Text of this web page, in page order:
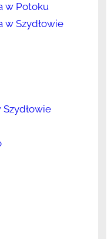
w Potoku
w Szydłowie